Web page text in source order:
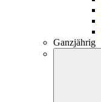
Ganzjährig